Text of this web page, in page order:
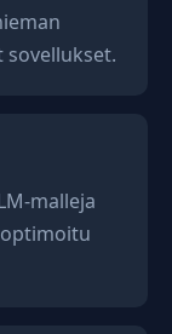
malleja